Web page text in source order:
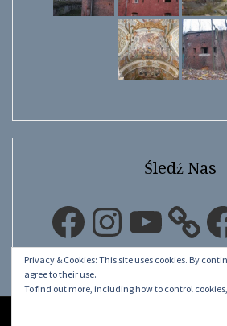
Śledź Nas
FacebookInstagramYouTube
Privacy & Cookies: This site uses cookies. By
agree to their use.
To find out more, including how to control